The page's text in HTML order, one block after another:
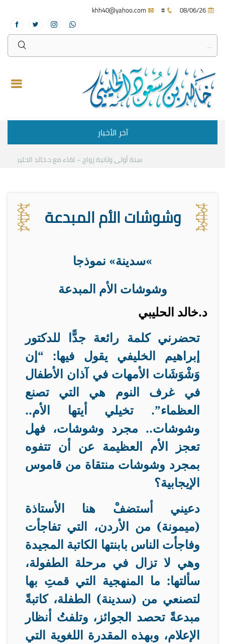
#
آخر الأخبار
سنة أولى وثانية زواج – لقاء مع د.خالد الحليبي
وشوشات الأم المبدعة
«سدينة» نموذجا
وشوشات الأم المبدعة
د.خالد الحليبي
تحضرني كلمة رائعة جدًّا للدكتور
إبراهيم الخليفي يقول فيها: “إن
وَشْوَشَات الأمهات في آذان الأطفال
في غرف النوم هي التي تصنع
العظماء”. تخيلي أيتها الأم..
وشوشات.. مجرد وشوشات، فهل
تعجز الأم العظيمة عن أن تتفوه
بمجرد وشوشات منتقاة من قاموس
الإيجابية؟
دعيني أستضفْ هنا الأستاذة
(ميمونة) من الأردن، التي تفاجأت
وفاجأت الناس بابنتها الكاتبة المجيدة
وهي لا تزال في مرحلة الطفولة،
سألتها: ما المنهجية التي قمتِ بها
لتصنعي من (سدينة) الطفلة، كاتبةً
مبدعةً تحصد الجوائز، وتلفتُ أنظار
الإعلام، وبهذه المقدرة اللغوية التي